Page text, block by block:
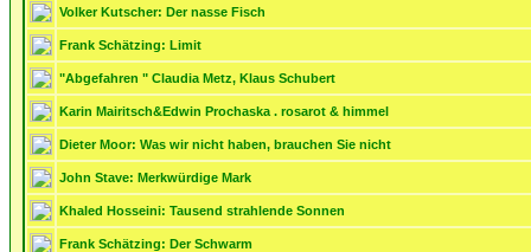
Volker Kutscher: Der nasse Fisch
Frank Schätzing: Limit
"Abgefahren " Claudia Metz, Klaus Schubert
Karin Mairitsch&Edwin Prochaska . rosarot & himmel
Dieter Moor: Was wir nicht haben, brauchen Sie nicht
John Stave: Merkwürdige Mark
Khaled Hosseini: Tausend strahlende Sonnen
Frank Schätzing: Der Schwarm